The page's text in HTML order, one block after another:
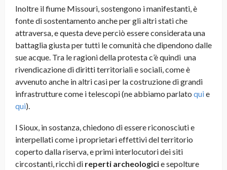
Inoltre il fiume Missouri, sostengono i manifestanti, è
fonte di sostentamento anche per gli altri stati che
attraversa, e questa deve perciò essere considerata una
battaglia giusta per tutti le comunità che dipendono dalle
sue acque. Tra le ragioni della protesta c’è quindi una
rivendicazione di diritti territoriali e sociali, come è
avvenuto anche in altri casi per la costruzione di grandi
infrastrutture come i telescopi (ne abbiamo parlato quie
qui).
I Sioux, in sostanza, chiedono di essere riconosciuti e
interpellati come i proprietari effettivi del territorio
coperto dalla riserva, e primi interlocutori dei siti
circostanti, ricchi di reperti archeologicie sepolture